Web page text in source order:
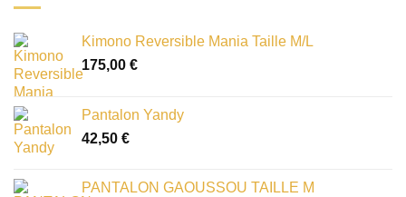
Kimono Reversible Mania Taille M/L
175,00 €
Pantalon Yandy
42,50 €
PANTALON GAOUSSOU TAILLE M